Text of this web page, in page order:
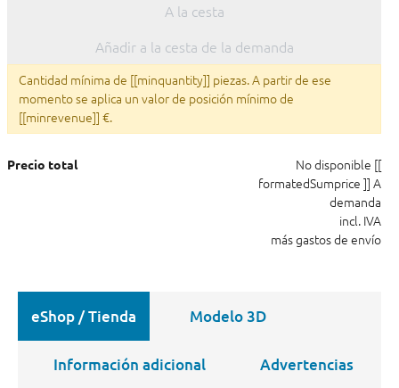
A la cesta
Añadir a la cesta de la demanda
Cantidad mínima de [[minquantity]] piezas. A partir de ese
momento se aplica un valor de posición mínimo de
[[minrevenue]] €.
Precio total No disponible [[
formatedSumprice ]] A
demanda
incl. IVA
más gastos de envío
eShop / Tienda Modelo 3D
Información adicional Advertencias